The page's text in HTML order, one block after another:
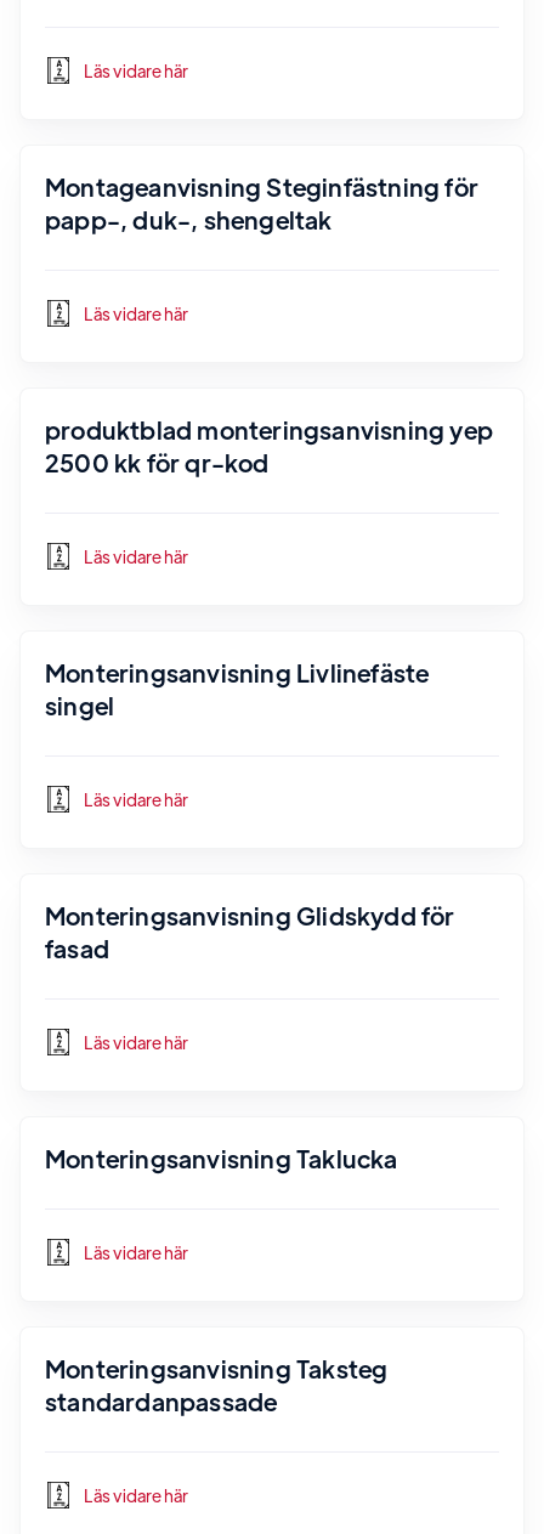
Läs vidare här
Montageanvisning Steginfästning för
papp-, duk-, shengeltak
Läs vidare här
produktblad monteringsanvisning yep
2500 kk för qr-kod
Läs vidare här
Monteringsanvisning Livlinefäste
singel
Läs vidare här
Monteringsanvisning Glidskydd för
fasad
Läs vidare här
Monteringsanvisning Taklucka
Läs vidare här
Monteringsanvisning Taksteg
standardanpassade
Läs vidare här